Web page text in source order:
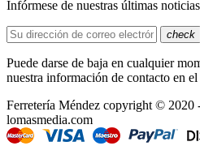
Infórmese de nuestras últimas
check
Puede darse de baja en cualquier
nuestra información de contacto en
Ferretería Méndez copyright © 2020
lomasmedia.com